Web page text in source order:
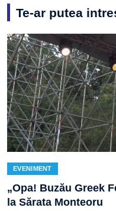
Te-ar putea
EVENIMENT
„Opa! Buzău Greek
la Sărata Monteoru